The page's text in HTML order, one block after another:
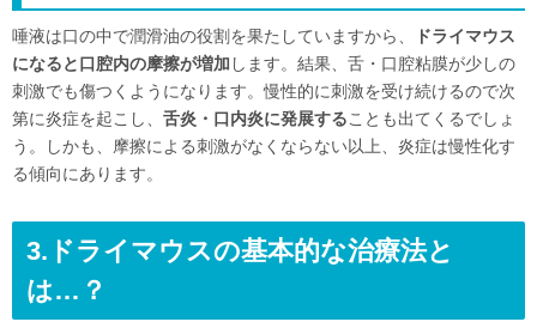
唾液は口の中で潤滑油の役割を果たしていますから、
ドライマウス
になると口腔内の摩擦が増加 します。結果、舌・口腔粘膜が少しの
刺激でも傷つくようになります。慢性的に刺激を受け続けるので次
第に炎症を起こし、 舌炎・口内炎に発展することも出てくるでしょ
う。しかも、摩擦による刺激がなくならない以上、炎症は慢性化す
る傾向にあります。
3.ドライマウスの基本的な治療法と
は…？